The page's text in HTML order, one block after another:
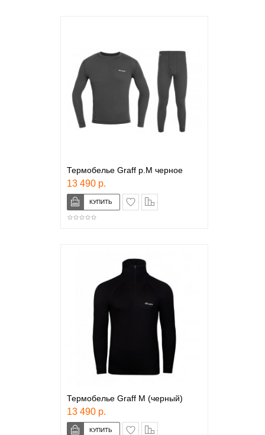
Термобелье Graff р.M черное
13 490 р.
в закладки
Термобелье Graff М (черный)
13 490 р.
в закладки